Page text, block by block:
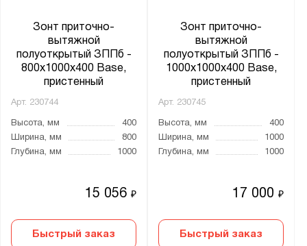
Зонт приточно-
вытяжной
полуоткрытый ЗППб -
800x1000x400 Base,
пристенный
Арт. 230744
Высота, мм
400
Ширина, мм
800
Глубина, мм
1000
15 056₽
Быстрый заказ
Зонт приточно-
вытяжной
полуоткрытый ЗППб -
1000x1000x400 Base,
пристенный
Арт. 230745
Высота, мм
400
Ширина, мм
1000
Глубина, мм
1000
17 000₽
Быстрый заказ